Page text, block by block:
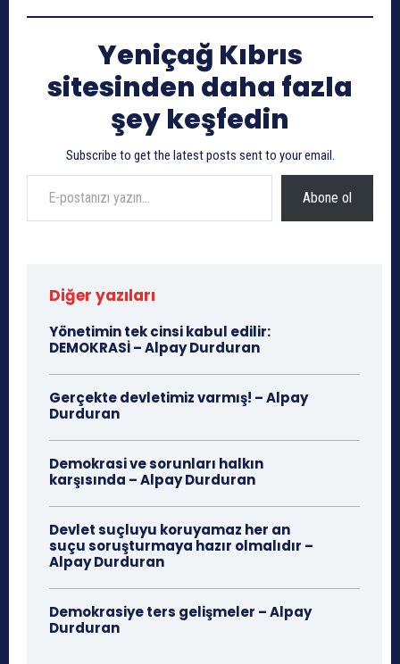
Yeniçağ Kıbrıs
sitesinden daha fazla
şey keşfedin
Subscribe to get the latest posts sent to your email.
E-postanızı yazın…
Abone ol
Diğer yazıları
Yönetimin tek cinsi kabul edilir:
DEMOKRASİ – Alpay Durduran
Gerçekte devletimiz varmış! – Alpay
Durduran
Demokrasi ve sorunları halkın
karşısında – Alpay Durduran
Devlet suçluyu koruyamaz her an
suçu soruşturmaya hazır olmalıdır –
Alpay Durduran
Demokrasiye ters gelişmeler – Alpay
Durduran